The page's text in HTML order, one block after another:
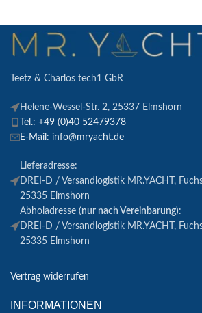
Teetz & Charlos tech1 GbR
Helene-Wessel-Str. 2, 25337 Elmshorn
Tel.: +49 (0)40 52479378
E-Mail: info@mryacht.de
Lieferadresse:
DREI-D / Versandlogistik MR.YACHT,
25335 Elmshorn
Abholadresse (nur nach Vereinbarung):
DREI-D / Versandlogistik MR.YACHT,
25335 Elmshorn
Vertrag widerrufen
INFORMATIONEN